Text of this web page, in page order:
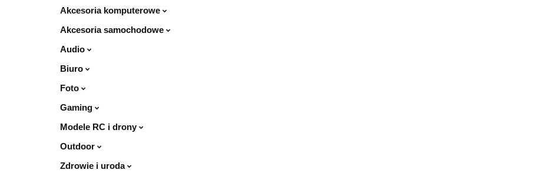
Akcesoria komputerowe
Akcesoria samochodowe
Audio
Biuro
Foto
Gaming
Modele RC i drony
Outdoor
Zdrowie i uroda